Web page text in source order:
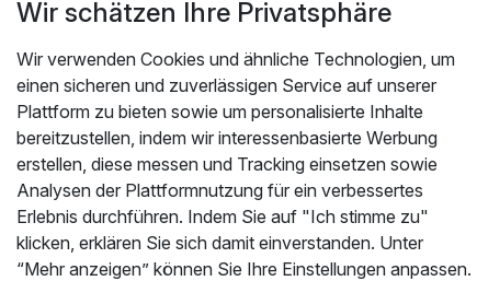
Wir schätzen Ihre Privatsphäre
Wir verwenden Cookies und ähnliche Technologien, um
einen sicheren und zuverlässigen Service auf unserer
Plattform zu bieten sowie um personalisierte Inhalte
bereitzustellen, indem wir interessenbasierte Werbung
erstellen, diese messen und Tracking einsetzen sowie
Analysen der Plattformnutzung für ein verbessertes
Erlebnis durchführen. Indem Sie auf "Ich stimme zu"
klicken, erklären Sie sich damit einverstanden. Unter
“Mehr anzeigen” können Sie Ihre Einstellungen anpassen.